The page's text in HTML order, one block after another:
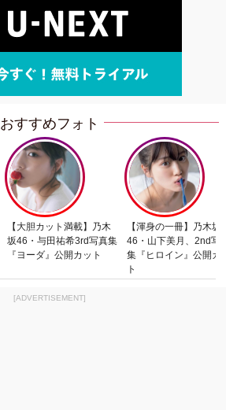
おすすめフォト
【大胆カット満載】乃木
坂46・与田祐希3rd写真集
『ヨーダ』公開カット
【渾身の一冊】乃木坂
46・山下美月、2nd写
集『ヒロイン』公開カ
ト
[ADVERTISEMENT]